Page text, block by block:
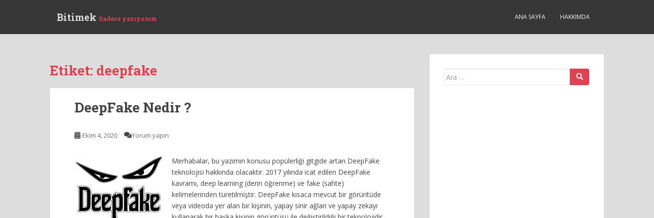
Bitimek Sadece yazıyorum ANA SAYFA HAKKIMDA
Etiket: deepfake
DeepFake Nedir ?
Ekim 4, 2020 Yorum yapın
Merhabalar, bu yazımın konusu popülerliği gitgide artan DeepFake
teknolojisi hakkında olacaktır. 2017 yılında icat edilen DeepFake
kavramı, deep learning (derin öğrenme) ve fake (sahte)
kelimelerinden türetilmiştir. DeepFake kısaca mevcut bir görüntüde
veya videoda yer alan bir kişinin, yapay sinir ağları ve yapay zekayı
Arama